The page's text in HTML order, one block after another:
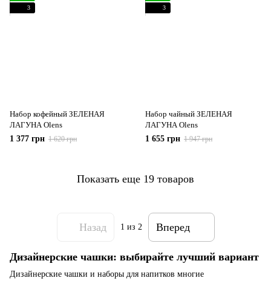
3
Набор кофейный ЗЕЛЕНАЯ
ЛАГУНА Olens
1 377 грн 1 620 грн
3
Набор чайный ЗЕЛЕНАЯ
ЛАГУНА Olens
1 655 грн 1 947 грн
Показать еще 19 товаров
Назад 1 из 2 Вперед
Дизайнерские чашки: выбирайте лучший вариант
Дизайнерские чашки и наборы для напитков многие